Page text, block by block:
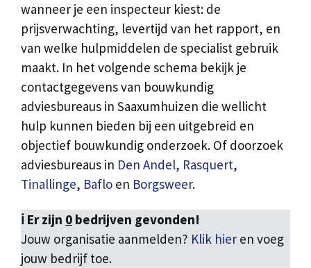
wanneer je een inspecteur kiest: de
prijsverwachting, levertijd van het rapport, en
van welke hulpmiddelen de specialist gebruik
maakt. In het volgende schema bekijk je
contactgegevens van bouwkundig
adviesbureaus in Saaxumhuizen die wellicht
hulp kunnen bieden bij een uitgebreid en
objectief bouwkundig onderzoek. Of doorzoek
adviesbureaus in Den Andel, Rasquert,
Tinallinge, Baflo en Borgsweer.
ℹ️ Er zijn 0 bedrijven gevonden!
Jouw organisatie aanmelden? Klik hier en voeg
jouw bedrijf toe.